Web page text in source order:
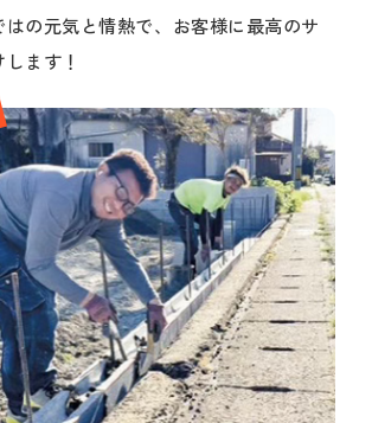
の元気と情熱で、お客様に最高のサ
ます！